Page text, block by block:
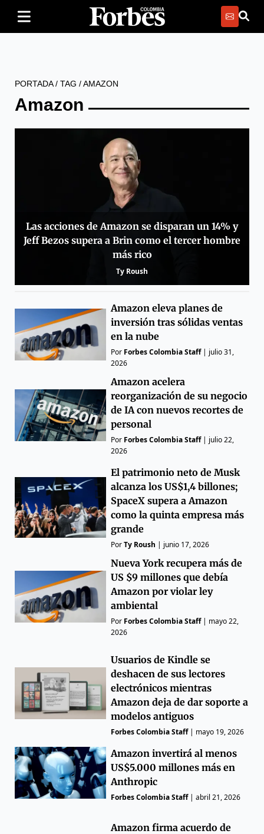
PORTADA/ TAG /AMAZON
Amazon
Las acciones de Amazon se disparan un 14% y
Jeff Bezos supera a Brin como el tercer hombre
más rico
Ty Roush
Amazon eleva planes de
inversión tras sólidas ventas
en la nube
Por Forbes Colombia Staff| julio 31,
2026
Amazon acelera
reorganización de su negocio
de IA con nuevos recortes de
personal
Por Forbes Colombia Staff| julio 22,
2026
El patrimonio neto de Musk
alcanza los US$1,4 billones;
SpaceX supera a Amazon
como la quinta empresa más
grande
PorTy Roush | junio 17, 2026
Nueva York recupera más de
US $9 millones que debía
Amazon por violar ley
ambiental
Por Forbes Colombia Staff| mayo 22,
2026
Usuarios de Kindle se
deshacen de sus lectores
electrónicos mientras
Amazon deja de dar soporte a
modelos antiguos
Forbes Colombia Staff| mayo 19, 2026
Amazon invertirá al menos
US$5.000 millones más en
Anthropic
Forbes Colombia Staff|abril 21, 2026
Amazon firma acuerdo de